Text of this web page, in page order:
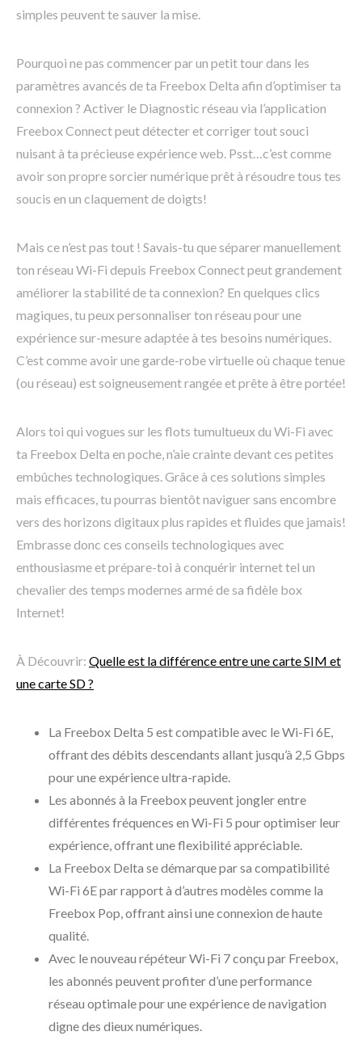
simples peuvent te sauver la mise.
Pourquoi ne pas commencer par un petit tour dans les
paramètres avancés de ta Freebox Delta afin d’optimiser ta
connexion ? Activer le Diagnostic réseau via l’application
Freebox Connect peut détecter et corriger tout souci
nuisant à ta précieuse expérience web. Psst…c’est comme
avoir son propre sorcier numérique prêt à résoudre tous tes
soucis en un claquement de doigts!
Mais ce n’est pas tout ! Savais-tu que séparer manuellement
ton réseau Wi-Fi depuis Freebox Connect peut grandement
améliorer la stabilité de ta connexion? En quelques clics
magiques, tu peux personnaliser ton réseau pour une
expérience sur-mesure adaptée à tes besoins numériques.
C’est comme avoir une garde-robe virtuelle où chaque tenue
(ou réseau) est soigneusement rangée et prête à être portée!
Alors toi qui vogues sur les flots tumultueux du Wi-Fi avec
ta Freebox Delta en poche, n’aie crainte devant ces petites
embûches technologiques. Grâce à ces solutions simples
mais efficaces, tu pourras bientôt naviguer sans encombre
vers des horizons digitaux plus rapides et fluides que jamais!
Embrasse donc ces conseils technologiques avec
enthousiasme et prépare-toi à conquérir internet tel un
chevalier des temps modernes armé de sa fidèle box
Internet!
À Découvrir: Quelle est la différence entre une carte SIM et
une carte SD ?
La Freebox Delta 5 est compatible avec le Wi-Fi 6E,
offrant des débits descendants allant jusqu’à 2,5 Gbps
pour une expérience ultra-rapide.
Les abonnés à la Freebox peuvent jongler entre
différentes fréquences en Wi-Fi 5 pour optimiser leur
expérience, offrant une flexibilité appréciable.
La Freebox Delta se démarque par sa compatibilité
Wi-Fi 6E par rapport à d’autres modèles comme la
Freebox Pop, offrant ainsi une connexion de haute
qualité.
Avec le nouveau répéteur Wi-Fi 7 conçu par Freebox,
les abonnés peuvent profiter d’une performance
réseau optimale pour une expérience de navigation
digne des dieux numériques.